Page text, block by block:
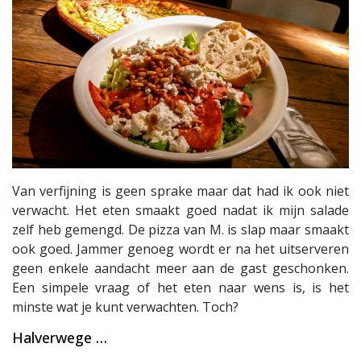
Van verfijning is geen sprake maar dat had ik ook niet
verwacht. Het eten smaakt goed nadat ik mijn salade
zelf heb gemengd. De pizza van M. is slap maar smaakt
ook goed. Jammer genoeg wordt er na het uitserveren
geen enkele aandacht meer aan de gast geschonken.
Een simpele vraag of het eten naar wens is, is het
minste wat je kunt verwachten. Toch?
Halverwege …